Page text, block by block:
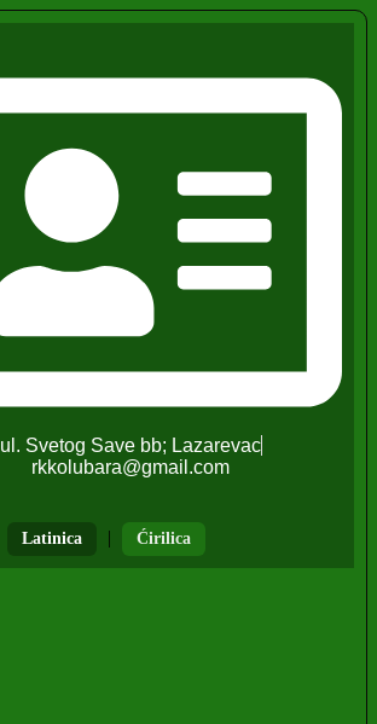
ul. Svetog Save bb; Lazarevac
rkkolubara@gmail.com
Latinica | Ćirilica